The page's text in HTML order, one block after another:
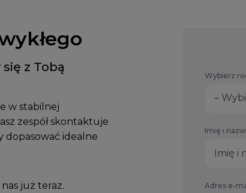
z Tobą
w stabilnej
zespół skontaktuje
dopasować idealne
już teraz.
Wybierz
–
Imię i
Adres e-